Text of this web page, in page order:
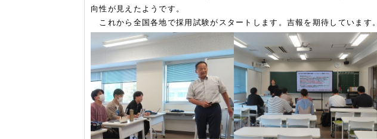
向性が見えたようです。
これから全国各地で採用試験がスタートします。吉報を期待しています。